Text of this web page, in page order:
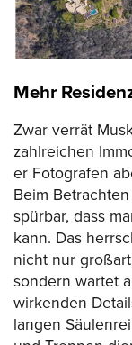
Mehr
Zwar verrät
zahlreichen
er Fotografen
Beim
spürbar, dass
kann. Das
nicht nur
sondern wartet
wirkenden
langen